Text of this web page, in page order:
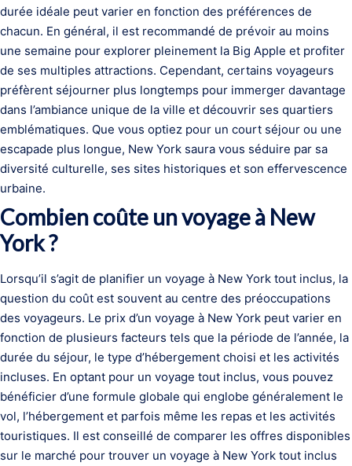
durée idéale peut varier en fonction des préférences de
chacun. En général, il est recommandé de prévoir au moins
une semaine pour explorer pleinement la Big Apple et profiter
de ses multiples attractions. Cependant, certains voyageurs
préfèrent séjourner plus longtemps pour immerger davantage
dans l’ambiance unique de la ville et découvrir ses quartiers
emblématiques. Que vous optiez pour un court séjour ou une
escapade plus longue, New York saura vous séduire par sa
diversité culturelle, ses sites historiques et son effervescence
urbaine.
Combien coûte un voyage à New
York ?
Lorsqu’il s’agit de planifier un voyage à New York tout inclus, la
question du coût est souvent au centre des préoccupations
des voyageurs. Le prix d’un voyage à New York peut varier en
fonction de plusieurs facteurs tels que la période de l’année, la
durée du séjour, le type d’hébergement choisi et les activités
incluses. En optant pour un voyage tout inclus, vous pouvez
bénéficier d’une formule globale qui englobe généralement le
vol, l’hébergement et parfois même les repas et les activités
touristiques. Il est conseillé de comparer les offres disponibles
sur le marché pour trouver un voyage à New York tout inclus